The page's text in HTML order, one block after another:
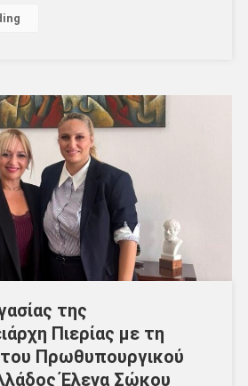
της
Πιερίας με τη
του Πρωθυπουργικού
Έλενα Σώκου